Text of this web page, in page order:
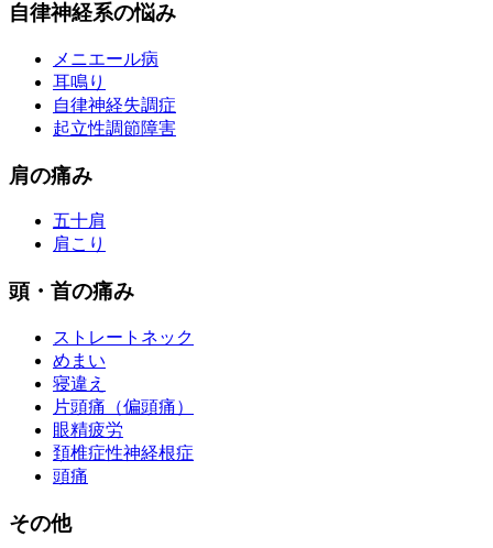
自律神経系の悩み
メニエール病
耳鳴り
自律神経失調症
起立性調節障害
肩の痛み
五十肩
肩こり
頭・首の痛み
ストレートネック
めまい
寝違え
片頭痛（偏頭痛）
眼精疲労
頚椎症性神経根症
頭痛
その他